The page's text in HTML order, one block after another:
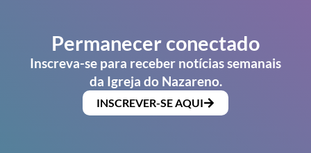
Permanecer conectado
Inscreva-se para receber notícias semanais
da Igreja do Nazareno.
INSCREVER-SE AQUI